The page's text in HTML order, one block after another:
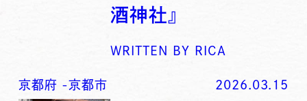
酒神社』
WRITTEN BY RICA
京都府 -京都市 2026.03.15